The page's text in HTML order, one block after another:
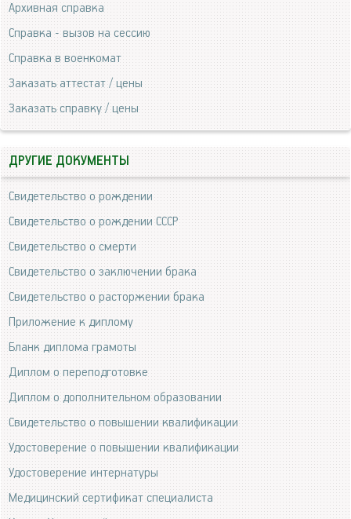
Архивная справка
Справка - вызов на сессию
Справка в военкомат
Заказать аттестат / цены
Заказать справку / цены
ДРУГИЕ ДОКУМЕНТЫ
Свидетельство о рождении
Свидетельство о рождении СССР
Свидетельство о смерти
Свидетельство о заключении брака
Свидетельство о расторжении брака
Приложение к диплому
Бланк диплома грамоты
Диплом о переподготовке
Диплом о дополнительном образовании
Свидетельство о повышении квалификации
Удостоверение о повышении квалификации
Удостоверение интернатуры
Медицинский сертификат специалиста